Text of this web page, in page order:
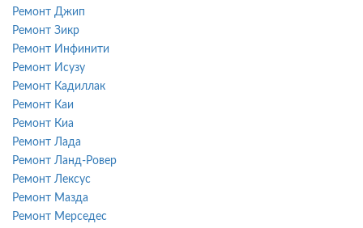
Ремонт Джип
Ремонт Зикр
Ремонт Инфинити
Ремонт Исузу
Ремонт Кадиллак
Ремонт Каи
Ремонт Киа
Ремонт Лада
Ремонт Ланд-Ровер
Ремонт Лексус
Ремонт Мазда
Ремонт Мерседес